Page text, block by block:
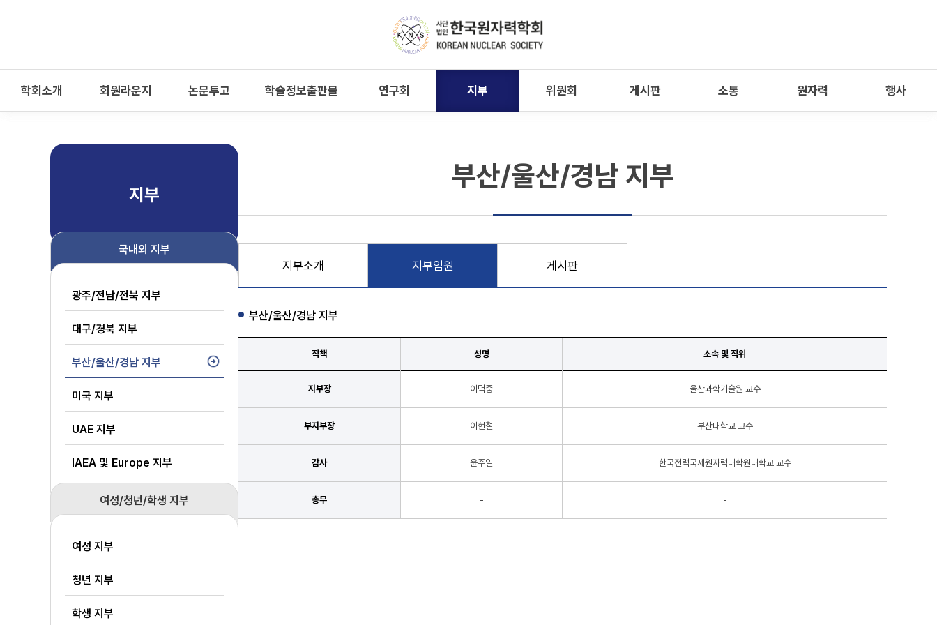
학회소개 회원라운지 논문투고 학술정보출판물 연구회 지부 위원회 게시판 소통 원자력 행사
지부
국내외 지부
광주/전남/전북 지부
대구/경북 지부
부산/울산/경남 지부
미국 지부
UAE 지부
IAEA 및 Europe 지부
여성/청년/학생 지부
여성 지부
청년 지부
학생 지부
부산/울산/경남 지부
지부소개 지부임원 게시판
부산/울산/경남 지부
직책 성명 소속 및 직위
지부장 이덕중 울산과학기술원 교수
부지부장 이현철 부산대학교 교수
감사 윤주일 한국전력국제원자력대학원대학교 교수
총무 - -